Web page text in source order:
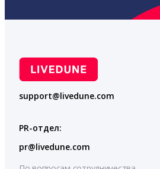
support@livedune.com
PR-отдел:
pr@livedune.com